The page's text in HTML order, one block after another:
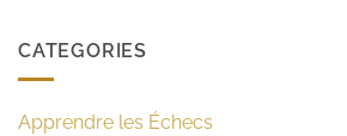
CATEGORIES
Apprendre les Échecs